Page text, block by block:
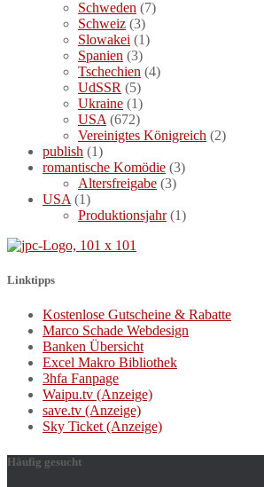
Schweden (7)
Schweiz (3)
Slowakei (1)
Spanien (3)
Tschechien (4)
UdSSR (5)
Ukraine (1)
USA (672)
Vereinigtes Königreich (2)
publish (1)
romantische Komödie (3)
Altersfreigabe (3)
USA (1)
Produktionsjahr(1)
Linktipps
Kostenlose Gutscheine & Rabatte
Marco Schade Webdesign
Banken Übersicht
Excel Makro Bibliothek
3hfa Fanpage
Waipu.tv (Anzeige)
save.tv (Anzeige)
Sky Ticket (Anzeige)
Häufig gesucht